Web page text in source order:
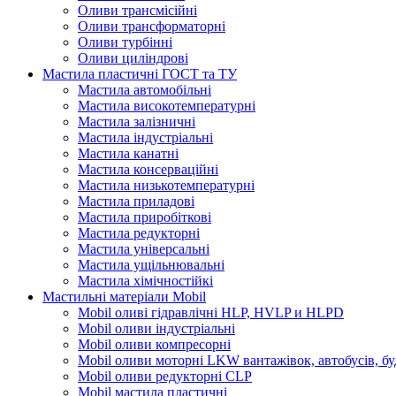
Оливи трансмісійні
Оливи трансформаторні
Оливи турбінні
Оливи циліндрові
Мастила пластичні ГОСТ та ТУ
Мастила автомобільні
Мастила високотемпературні
Мастила залізничні
Мастила індустріальні
Мастила канатні
Мастила консерваційні
Мастила низькотемпературні
Мастила приладові
Мастила приробіткові
Мастила редукторні
Мастила універсальні
Мастила ущільнювальні
Мастила хімічностійкі
Мастильні матеріали Mobil
Mobil оливі гідравлічні HLP, HVLP и HLPD
Mobil оливи індустріальні
Mobil оливи компресорні
Mobil оливи моторні LKW вантажівок, автобусів,
Mobil оливи редукторні CLP
Mobil мастила пластичні